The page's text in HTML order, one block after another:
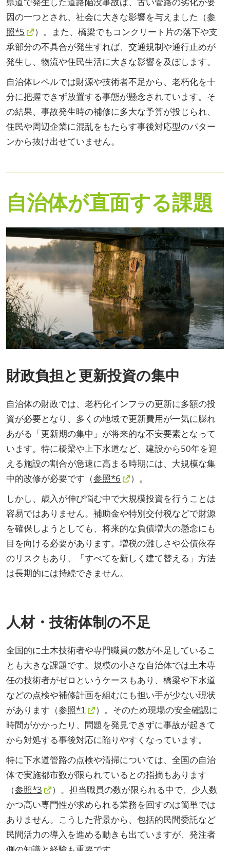
因の一つとされ、社会に大きな影響を与えました（参
照*5
）。また、橋梁でもコンクリート片の落下や支
承部分の不具合が発生すれば、交通規制や通行止めが
発生し、物流や住民生活に大きな影響を及ぼします。
自治体レベルでは財源や技術者不足から、老朽化を十
分に把握できず放置する事態が懸念されています。そ
の結果、事故発生時の補修に多大な予算が投じられ、
住民や周辺企業に混乱をもたらす事後対応型のパター
ンから抜け出せていません。
自治体が直面する課題
財政負担と更新投資の集中
自治体の財政では、老朽化インフラの更新に多額の投
資が必要となり、多くの地域で更新費用が一気に膨れ
あがる「更新期の集中」が将来的な不安要素となって
います。特に橋梁や上下水道など、建設から50年を迎
える施設の割合が急速に高まる時期には、大規模な集
中的改修が必要です（参照*6
）。
しかし、歳入が伸び悩む中で大規模投資を行うことは
容易ではありません。補助金や特別交付税などで財源
を確保しようとしても、将来的な負債増大の懸念にも
目を向ける必要があります。増税の難しさや公債依存
のリスクもあり、「すべてを新しく建て替える」方法
は長期的には持続できません。
人材・技術体制の不足
全国的に土木技術者や専門職員の数が不足しているこ
とも大きな課題です。規模の小さな自治体では土木専
任の技術者がゼロというケースもあり、橋梁や下水道
などの点検や補修計画を組むにも担い手が少ない現状
があります（参照*1
）。そのため現場の安全確認に
時間がかかったり、問題を発見できずに事故が起きて
から対処する事後対応に陥りやすくなっています。
特に下水道管路の点検や清掃については、全国の自治
体で実施都市数が限られているとの指摘もあります
（参照*3
）。担当職員の数が限られる中で、少人数
かつ高い専門性が求められる業務を回すのは簡単では
ありません。こうした背景から、包括的民間委託など
民間活力の導入を進める動きも出ていますが、発注者